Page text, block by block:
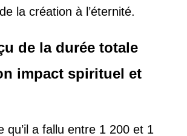
la création à l’éternité.
de la durée totale
impact spirituel et
qu’il a fallu entre 1 200 et 1